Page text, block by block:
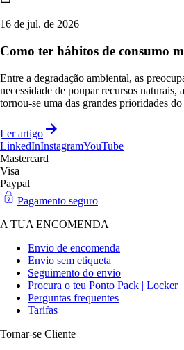
16 de jul. de 2026
Como ter hábitos de consumo
Entre a degradação ambiental, as
necessidade de poupar recursos naturais,
tornou-se uma das grandes prioridades
Ler artigo
LinkedInInstagramYouTube
Mastercard
Visa
Paypal
Pagamento seguro
A TUA ENCOMENDA
Envio de encomenda
Envio sem etiqueta
Seguimento do envio
Procura o teu Ponto Pack | Locker
Perguntas frequentes
Tarifas
Tornar-se Cliente